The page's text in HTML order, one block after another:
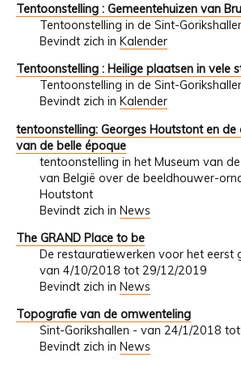
Tentoonstelling : Gemeentehuizen van
Tentoonstelling in de Sint-
Bevindt zich in Kalender
Tentoonstelling : Heilige plaatsen in vele
Tentoonstelling in de Sint-
Bevindt zich in Kalender
tentoonstelling: Georges Houtstont en
van de belle époque
tentoonstelling in het Museum van
van België over de beeldhouwer-
Houtstont
Bevindt zich in News
The GRAND Place to be
De restauratiewerken voor het eerst
van 4/10/2018 tot 29/12/2019
Bevindt zich in News
Topografie van de omwenteling
Sint-Gorikshallen - van 24/1/2018
Bevindt zich in News